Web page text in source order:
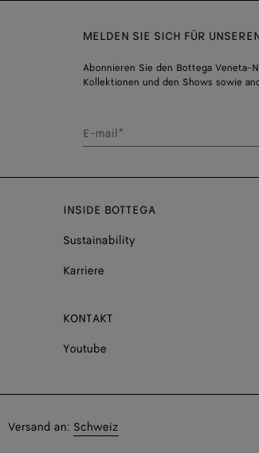
MELDEN SIE SICH FÜR
Abonnieren Sie den Bottega Veneta-
Kollektionen und den Shows sowie
E-mail*
INSIDE BOTTEGA
Sustainability
Karriere
KONTAKT
Youtube
Versand
Versand an: Schweiz